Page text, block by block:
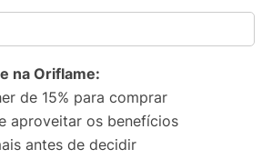
na Oriflame:
de 15% para comprar
aproveitar os benefícios
antes de decidir